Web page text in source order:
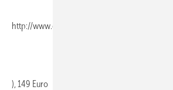
http://www.gabler.de
), 149 Euro